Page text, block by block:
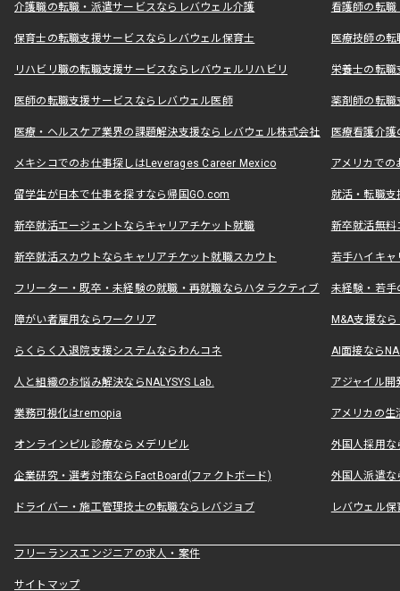
介護職の転職・派遣サービスならレバウェル介護 看護師の転
保育士の転職支援サービスならレバウェル保育士 医療技師の
リハビリ職の転職支援サービスならレバウェルリハビリ 栄養士の転
医師の転職支援サービスならレバウェル医師 薬剤師の転
医療・ヘルスケア業界の課題解決支援ならレバウェル株式会社 医療看護介
メキシコでのお仕事探しはLeverages Career Mexico アメリカで
留学生が日本で仕事を探すなら帰国GO.com 就活・転職
新卒就活エージェントならキャリアチケット就職 新卒就活無料
新卒就活スカウトならキャリアチケット就職スカウト 若手ハイキ
フリーター・既卒・未経験の就職・再就職ならハタラクティブ 未経験・若手
障がい者雇用ならワークリア M&A支援な
らくらく入退院支援システムならわんコネ AI面接なら
人と組織のお悩み解決ならNALYSYS Lab. アジャイル
業務可視化はremopia アメリカの
オンラインピル診療ならメデリピル 外国人採用
企業研究・選考対策ならFactBoard(ファクトボード) 外国人派遣な
ドライバー・施工管理技士の転職ならレバジョブ レバウェル
フリーランスエンジニアの求人・案件
サイトマップ